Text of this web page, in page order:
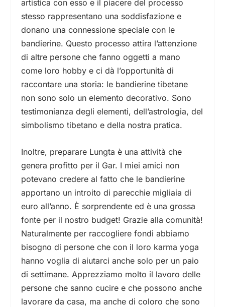
artistica con esso e il piacere del processo
stesso rappresentano una soddisfazione e
donano una connessione speciale con le
bandierine. Questo processo attira l’attenzione
di altre persone che fanno oggetti a mano
come loro hobby e ci dà l’opportunità di
raccontare una storia: le bandierine tibetane
non sono solo un elemento decorativo. Sono
testimonianza degli elementi, dell’astrologia, del
simbolismo tibetano e della nostra pratica.
Inoltre, preparare Lungta è una attività che
genera profitto per il Gar. I miei amici non
potevano credere al fatto che le bandierine
apportano un introito di parecchie migliaia di
euro all’anno. È sorprendente ed è una grossa
fonte per il nostro budget! Grazie alla comunità!
Naturalmente per raccogliere fondi abbiamo
bisogno di persone che con il loro karma yoga
hanno voglia di aiutarci anche solo per un paio
di settimane. Apprezziamo molto il lavoro delle
persone che sanno cucire e che possono anche
lavorare da casa, ma anche di coloro che sono